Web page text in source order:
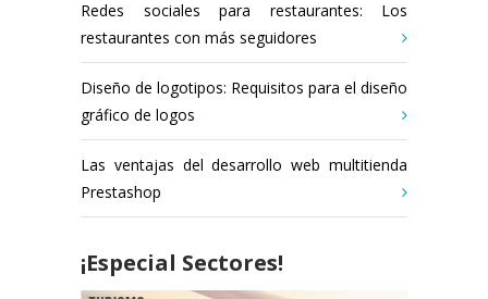
Redes sociales para restaurantes: Los
restaurantes con más seguidores
Diseño de logotipos: Requisitos para el diseño
gráfico de logos
Las ventajas del desarrollo web multitienda
Prestashop
¡Especial Sectores!